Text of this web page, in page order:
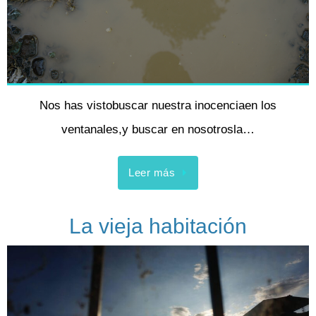
Nos has vistobuscar nuestra inocenciaen los
ventanales,y buscar en nosotrosla…
Leer más
La vieja habitación